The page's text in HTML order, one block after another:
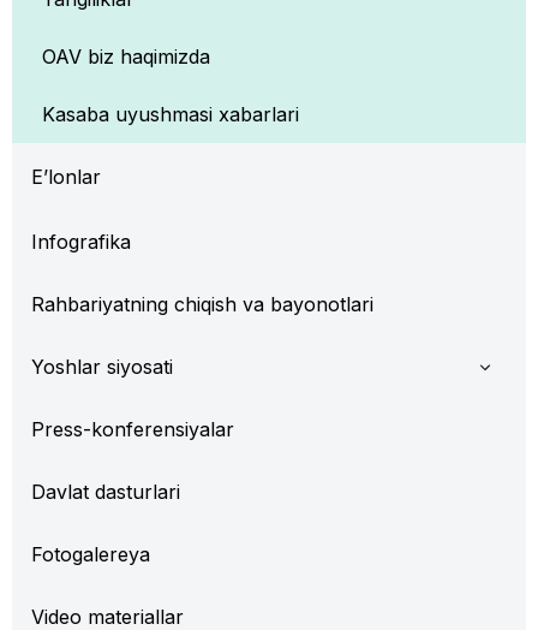
OAV biz haqimizda
Kasaba uyushmasi xabarlari
E’lonlar
Infografika
Rahbariyatning chiqish va bayonotlari
Yoshlar siyosati
Press-konferensiyalar
Davlat dasturlari
Fotogalereya
Video materiallar